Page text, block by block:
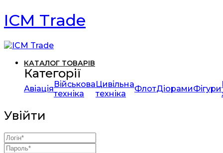
ICM Trade
КАТАЛОГ ТОВАРІВ
Категорії
АвіаціяВійськова
техніка
Цивільна
техніка
ФлотДіорамиФігури
Увійти